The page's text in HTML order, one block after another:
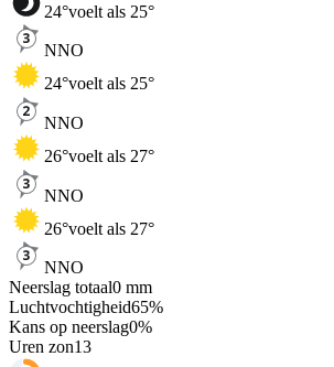
24°voelt als 25°
NNO
24°voelt als 25°
NNO
26°voelt als 27°
NNO
26°voelt als 27°
NNO
Neerslag totaal0 mm
Luchtvochtigheid65%
Kans op neerslag0%
Uren zon13